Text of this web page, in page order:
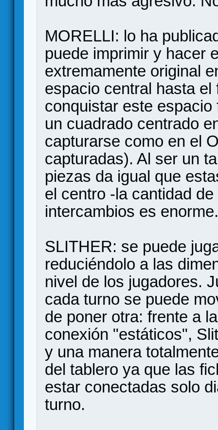
MORELLI: lo ha
puede imprimir y hacer
extremamente original
espacio central hasta
conquistar este
un cuadrado centrado
capturarse como en el
capturadas). Al ser un
piezas da igual que
el centro -la cantidad
intercambios es enorme.
SLITHER: se puede
reduciéndolo a las
nivel de los jugadores.
cada turno se puede
de poner otra: frente a
conexión "estáticos",
y una manera
del tablero ya que las
estar conectadas solo
turno.